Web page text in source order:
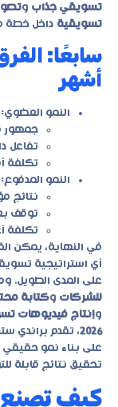
تسويقي جذاب و
تسويقية داخل خطة
أشهر
النمو العضوي:
جمهور
تفاعل
تكلفة
النمو المدفوع:
نتائج
توقف
تكلفة
في النهاية، يمكن
أي استراتيجية
على المدى الطويل.
للشركات وكتابة
وإنتاج فيديوهات
2026، تقدم براندي
على بناء نمو حقيقي
تحقيق نتائج قابلة
كيف